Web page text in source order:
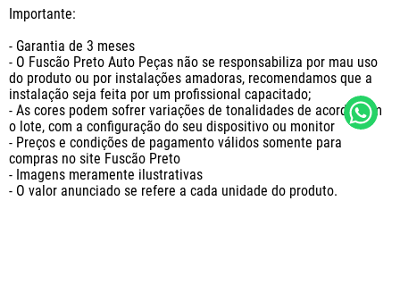
Importante:
- Garantia de 3 meses
- O Fuscão Preto Auto Peças não se responsabiliza por mau uso
do produto ou por instalações amadoras, recomendamos que a
instalação seja feita por um profissional capacitado;
- As cores podem sofrer variações de tonalidades de acordo com
o lote, com a configuração do seu dispositivo ou monitor
- Preços e condições de pagamento válidos somente para
compras no site Fuscão Preto
- Imagens meramente ilustrativas
- O valor anunciado se refere a cada unidade do produto.